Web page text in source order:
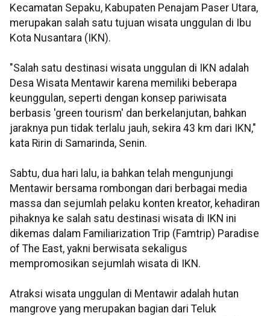
Kecamatan Sepaku, Kabupaten Penajam Paser Utara,
merupakan salah satu tujuan wisata unggulan di Ibu
Kota Nusantara (IKN).
"Salah satu destinasi wisata unggulan di IKN adalah
Desa Wisata Mentawir karena memiliki beberapa
keunggulan, seperti dengan konsep pariwisata
berbasis 'green tourism' dan berkelanjutan, bahkan
jaraknya pun tidak terlalu jauh, sekira 43 km dari IKN,"
kata Ririn di Samarinda, Senin.
Sabtu, dua hari lalu, ia bahkan telah mengunjungi
Mentawir bersama rombongan dari berbagai media
massa dan sejumlah pelaku konten kreator, kehadiran
pihaknya ke salah satu destinasi wisata di IKN ini
dikemas dalam Familiarization Trip (Famtrip) Paradise
of The East, yakni berwisata sekaligus
mempromosikan sejumlah wisata di IKN.
Atraksi wisata unggulan di Mentawir adalah hutan
mangrove yang merupakan bagian dari Teluk